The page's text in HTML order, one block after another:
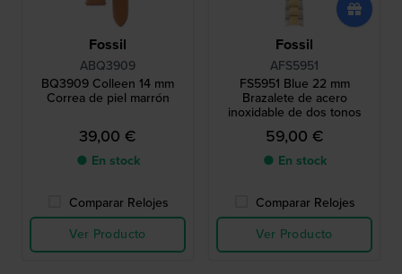
Fossil
ABQ3909
BQ3909 Colleen 14 mm
Correa de piel marrón
39,00 €
● En stock
Comparar Relojes
Ver Producto
Fossil
AFS5951
FS5951 Blue 22 mm
Brazalete de acero
inoxidable de dos tonos
59,00 €
● En stock
Comparar Relojes
Ver Producto